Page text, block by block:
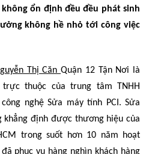
ổn định đều đều phát sinh
không hề nhỏ tới công việc
Thị CănQuận 12 Tận Nơi là
thuộc của trung tâm TNHH
nghệ Sửa máy tính PCI. Sửa
khẳng định được thương hiệu của
trong suốt hơn 10 năm hoạt
phục vụ hàng nghìn khách hàng